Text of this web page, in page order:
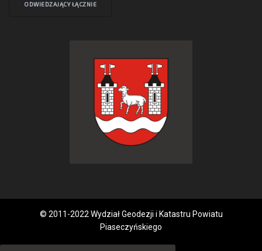
ODWIEDZAJĄCY ŁĄCZNIE
© 2011-2022 Wydział Geodezji i Katastru Powiatu
Piaseczyńskiego